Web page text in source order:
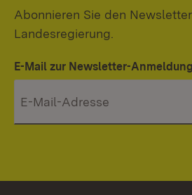
Abonnieren Sie den
Landesregierung.
E-Mail zur Newsletter-Anmeldung